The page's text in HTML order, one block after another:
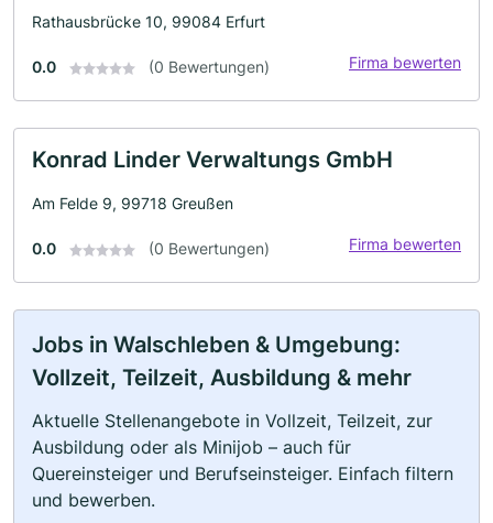
Rathausbrücke 10, 99084 Erfurt
0.0 (0 Bewertungen) Firma bewerten
Konrad Linder Verwaltungs GmbH
Am Felde 9, 99718 Greußen
0.0 (0 Bewertungen) Firma bewerten
Jobs in Walschleben & Umgebung:
Vollzeit, Teilzeit, Ausbildung & mehr
Aktuelle Stellenangebote in Vollzeit, Teilzeit, zur
Ausbildung oder als Minijob – auch für
Quereinsteiger und Berufseinsteiger. Einfach filtern
und bewerben.